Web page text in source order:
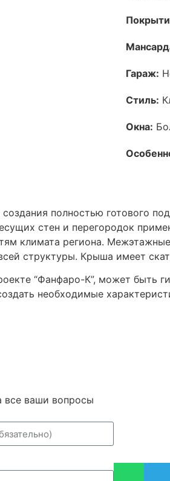
Гараж:
Стиль:
Окна:
полностью готового
стен и перегородок
климата региона.
структуры. Крыша имеет
“Фанфаро-К”, может быть
необходимые
все ваши вопросы